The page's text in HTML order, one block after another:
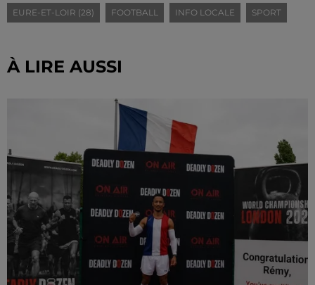
EURE-ET-LOIR (28) FOOTBALL INFO LOCALE SPORT
À LIRE AUSSI